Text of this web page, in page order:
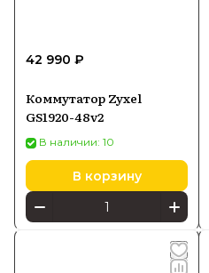
42 990 ₽
Коммутатор Zyxel
GS1920-48v2
В наличии: 10
В корзину